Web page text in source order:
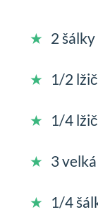
2 šálky
1/2
1/4
3
1/4